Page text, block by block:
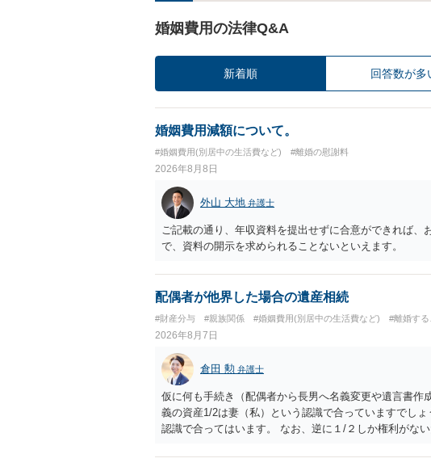
婚姻費用の法律Q&A
新着順 回答数が多
婚姻費用減額について。
#婚姻費用(別居中の生活費など) #離婚の慰謝料
2026年8月8日
外山 大地 弁護士
ご記載の通り、年収資料を提出せずに合意ができれば
で、資料の開示を求められることないといえます。
配偶者が他界した場合の遺産相続
#財産分与 #親族関係 #婚姻費用(別居中の生活費など) #離婚す
2026年8月7日
倉田 勲 弁護士
仮に何も手続き（配偶者から長男へ名義変更や遺言書作
義の資産1/2は妻（私）という認識で合っていますでし
認識で合ってはいます。 なお、逆に１/２しか権利がな